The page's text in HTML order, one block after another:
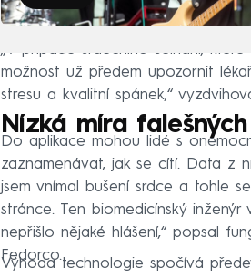
„V případě srdečního selhání,
možnost už předem upozornit
stresu a kvalitní spánek,“
Nízká míra
Do aplikace mohou lidé s
zaznamenávat, jak se cítí. Data z
jsem vnímal bušení srdce a tohle
stránce. Ten biomedicínský
nepřišlo nějaké hlášení,“ popsal
Fedorco.
Výhoda technologie spočívá